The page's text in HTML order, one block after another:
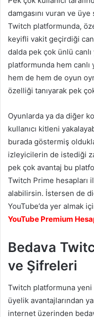
damgasını vuran ve üye
Twitch platformunda,
keyifli vakit geçirdiği
dalda pek çok ünlü
platformunda hem canlı
hem de hem de oyun
özelliği tanıyarak pek
Oyunlarda ya da diğer
kullanıcı kitleni
burada göstermiş
izleyicilerin de istediği
pek çok avantaj bu
Twitch Prime hesapları
alabilirsin. İstersen de
YouTube’da yer almak
YouTube Premium
Bedava
ve Şifreleri
Twitch platformuna
üyelik avantajlarından
internet üzerinden